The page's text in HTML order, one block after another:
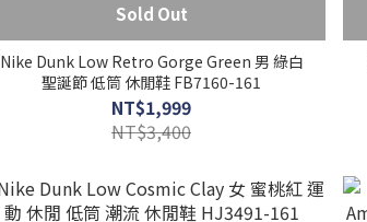
Sold Out
Nike Dunk Low Retro Gorge Green 男 綠白
聖誕節 低筒 休閒鞋 FB7160-161
NT$1,999
NT$3,400